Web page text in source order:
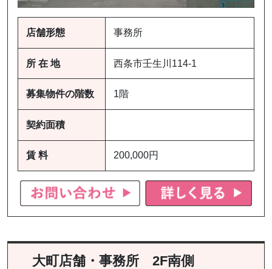
店舗形態 事務所
所 在 地 西条市壬生川114-1
募集物件の階数 1階
契約面積
賃 料 200,000円
大町店舗・事務所 2F南側